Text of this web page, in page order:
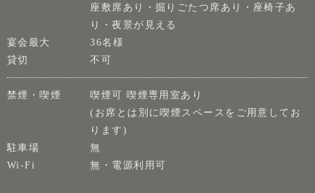
座敷席あり・掘りごたつ席あり・座椅子あ
り・夜景が見える
宴会最大
36名様
貸切
不可
禁煙・喫煙
喫煙可 喫煙専用室あり
(お席とは別に喫煙スペースをご用意してお
ります)
駐車場
無
Wi-Fi
無・電源利用可